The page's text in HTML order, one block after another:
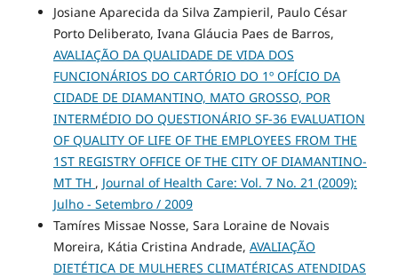
Josiane Aparecida da Silva Zampieril, Paulo César
Porto Deliberato, Ivana Gláucia Paes de Barros,
AVALIAÇÃO DA QUALIDADE DE VIDA DOS
FUNCIONÁRIOS DO CARTÓRIO DO 1º OFÍCIO DA
CIDADE DE DIAMANTINO, MATO GROSSO, POR
INTERMÉDIO DO QUESTIONÁRIO SF-36 EVALUATION
OF QUALITY OF LIFE OF THE EMPLOYEES FROM THE
1ST REGISTRY OFFICE OF THE CITY OF DIAMANTINO-
MT TH , Journal of Health Care: Vol. 7 No. 21 (2009):
Julho - Setembro / 2009
Tamíres Missae Nosse, Sara Loraine de Novais
Moreira, Kátia Cristina Andrade, AVALIAÇÃO
DIETÉTICA DE MULHERES CLIMATÉRICAS ATENDIDAS